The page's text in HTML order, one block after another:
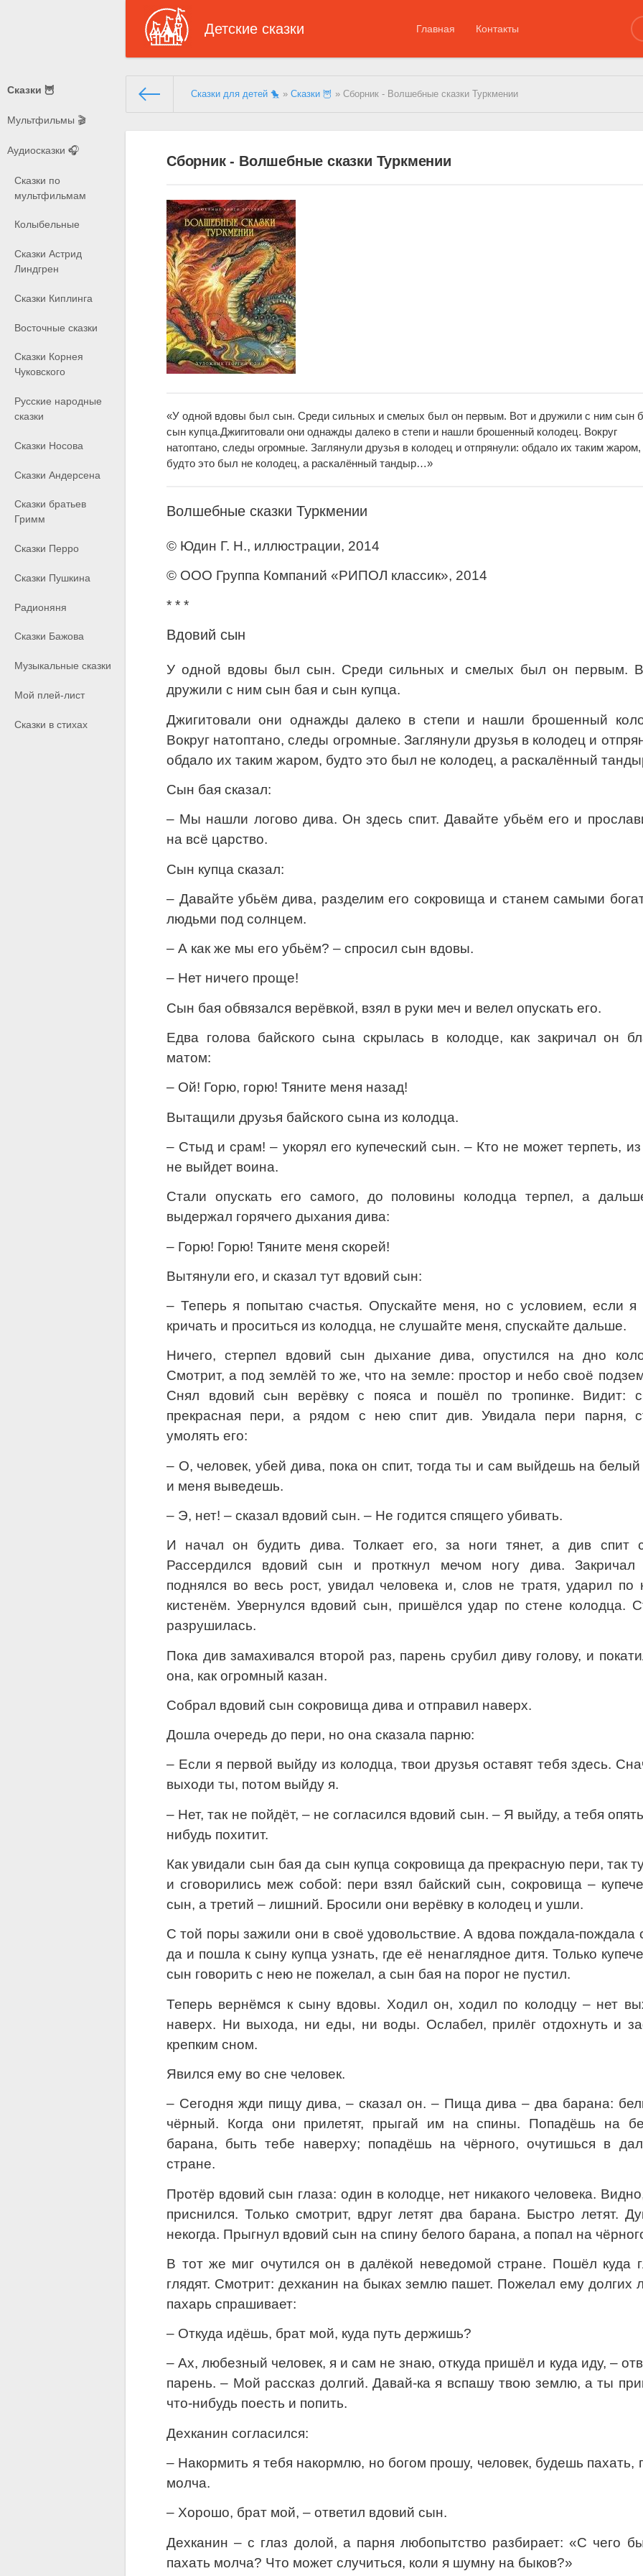
Детские сказки Главная Контакты
Сказки 🦉
Мультфильмы 🎬
Аудиосказки 🎧
Сказки по
мультфильмам
Колыбельные
Сказки Астрид
Линдгрен
Сказки Киплинга
Восточные сказки
Сказки Корнея
Чуковского
Русские народные
сказки
Сказки Носова
Сказки Андерсена
Сказки братьев
Гримм
Сказки Перро
Сказки Пушкина
Радионяня
Сказки Бажова
Музыкальные сказки
Мой плей-лист
Сказки в стихах
Сказки для детей 🐤 »Сказки 🦉 » Сборник - Волшебные сказки Туркмении
Сборник - Волшебные сказки Туркмении
«У одной вдовы был сын. Среди сильных и смелых был он первым. Вот и дружили с ним сын
сын купца.Джигитовали они однажды далеко в степи и нашли брошенный колодец. Вокруг
натоптано, следы огромные. Заглянули друзья в колодец и отпрянули: обдало их таким жаром,
будто это был не колодец, а раскалённый тандыр…»
Волшебные сказки Туркмении
© Юдин Г. Н., иллюстрации, 2014
© ООО Группа Компаний «РИПОЛ классик», 2014
* * *
Вдовий сын
У одной вдовы был сын. Среди сильных и смелых был он первым.
дружили с ним сын бая и сын купца.
Джигитовали они однажды далеко в степи и нашли брошенный
Вокруг натоптано, следы огромные. Заглянули друзья в колодец и
обдало их таким жаром, будто это был не колодец, а раскалённый
Сын бая сказал:
– Мы нашли логово дива. Он здесь спит. Давайте убьём его и
на всё царство.
Сын купца сказал:
– Давайте убьём дива, разделим его сокровища и станем самыми
людьми под солнцем.
– А как же мы его убьём? – спросил сын вдовы.
– Нет ничего проще!
Сын бая обвязался верёвкой, взял в руки меч и велел опускать его.
Едва голова байского сына скрылась в колодце, как закричал он
матом:
– Ой! Горю, горю! Тяните меня назад!
Вытащили друзья байского сына из колодца.
– Стыд и срам! – укорял его купеческий сын. – Кто не может терпеть, из
не выйдет воина.
Стали опускать его самого, до половины колодца терпел, а
выдержал горячего дыхания дива:
– Горю! Горю! Тяните меня скорей!
Вытянули его, и сказал тут вдовий сын:
– Теперь я попытаю счастья. Опускайте меня, но с условием, если я
кричать и проситься из колодца, не слушайте меня, спускайте дальше.
Ничего, стерпел вдовий сын дыхание дива, опустился на дно
Смотрит, а под землёй то же, что на земле: простор и небо своё
Снял вдовий сын верёвку с пояса и пошёл по тропинке. Видит:
прекрасная пери, а рядом с нею спит див. Увидала пери парня,
умолять его:
– О, человек, убей дива, пока он спит, тогда ты и сам выйдешь на белый
и меня выведешь.
– Э, нет! – сказал вдовий сын. – Не годится спящего убивать.
И начал он будить дива. Толкает его, за ноги тянет, а див спит
Рассердился вдовий сын и проткнул мечом ногу дива. Закричал
поднялся во весь рост, увидал человека и, слов не тратя, ударил по
кистенём. Увернулся вдовий сын, пришёлся удар по стене колодца.
разрушилась.
Пока див замахивался второй раз, парень срубил диву голову, и
она, как огромный казан.
Собрал вдовий сын сокровища дива и отправил наверх.
Дошла очередь до пери, но она сказала парню:
– Если я первой выйду из колодца, твои друзья оставят тебя здесь.
выходи ты, потом выйду я.
– Нет, так не пойдёт, – не согласился вдовий сын. – Я выйду, а тебя
нибудь похитит.
Как увидали сын бая да сын купца сокровища да прекрасную пери, так
и сговорились меж собой: пери взял байский сын, сокровища –
сын, а третий – лишний. Бросили они верёвку в колодец и ушли.
С той поры зажили они в своё удовольствие. А вдова пождала-пождала
да и пошла к сыну купца узнать, где её ненаглядное дитя. Только
сын говорить с нею не пожелал, а сын бая на порог не пустил.
Теперь вернёмся к сыну вдовы. Ходил он, ходил по колодцу – нет
наверх. Ни выхода, ни еды, ни воды. Ослабел, прилёг отдохнуть и
крепким сном.
Явился ему во сне человек.
– Сегодня жди пищу дива, – сказал он. – Пища дива – два барана:
чёрный. Когда они прилетят, прыгай им на спины. Попадёшь на
барана, быть тебе наверху; попадёшь на чёрного, очутишься в
стране.
Протёр вдовий сын глаза: один в колодце, нет никакого человека.
приснился. Только смотрит, вдруг летят два барана. Быстро летят.
некогда. Прыгнул вдовий сын на спину белого барана, а попал на
В тот же миг очутился он в далёкой неведомой стране. Пошёл куда
глядят. Смотрит: дехканин на быках землю пашет. Пожелал ему долгих
пахарь спрашивает:
– Откуда идёшь, брат мой, куда путь держишь?
– Ах, любезный человек, я и сам не знаю, откуда пришёл и куда иду, –
парень. – Мой рассказ долгий. Давай-ка я вспашу твою землю, а ты
что-нибудь поесть и попить.
Дехканин согласился:
– Накормить я тебя накормлю, но богом прошу, человек, будешь пахать,
молча.
– Хорошо, брат мой, – ответил вдовий сын.
Дехканин – с глаз долой, а парня любопытство разбирает: «С чего
пахать молча? Что может случиться, коли я шумну на быков?»